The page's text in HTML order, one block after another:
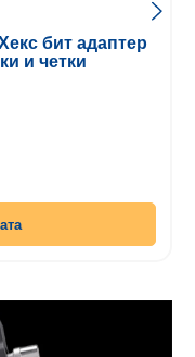
бит адаптер
и четки